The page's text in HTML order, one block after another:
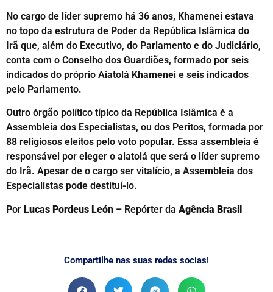
No cargo de líder supremo há 36 anos, Khamenei estava
no topo da estrutura de Poder da República Islâmica do
Irã que, além do Executivo, do Parlamento e do Judiciário,
conta com o Conselho dos Guardiões, formado por seis
indicados do próprio Aiatolá Khamenei e seis indicados
pelo Parlamento.
Outro órgão político típico da República Islâmica é a
Assembleia dos Especialistas, ou dos Peritos, formada por
88 religiosos eleitos pelo voto popular. Essa assembleia é
responsável por eleger o aiatolá que será o líder supremo
do Irã. Apesar de o cargo ser vitalício, a Assembleia dos
Especialistas pode destituí-lo.
Por Lucas Pordeus León – Repórter da Agência Brasil
Compartilhe nas suas redes socias!